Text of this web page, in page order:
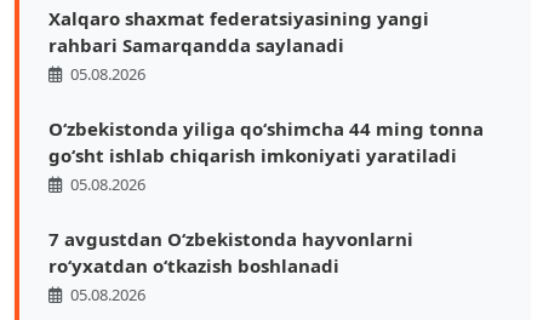
Xalqaro shaxmat federatsiyasining yangi
rahbari Samarqandda saylanadi
05.08.2026
Oʻzbekistonda yiliga qoʻshimcha 44 ming tonna
goʻsht ishlab chiqarish imkoniyati yaratiladi
05.08.2026
7 avgustdan O‘zbekistonda hayvonlarni
ro‘yxatdan o‘tkazish boshlanadi
05.08.2026